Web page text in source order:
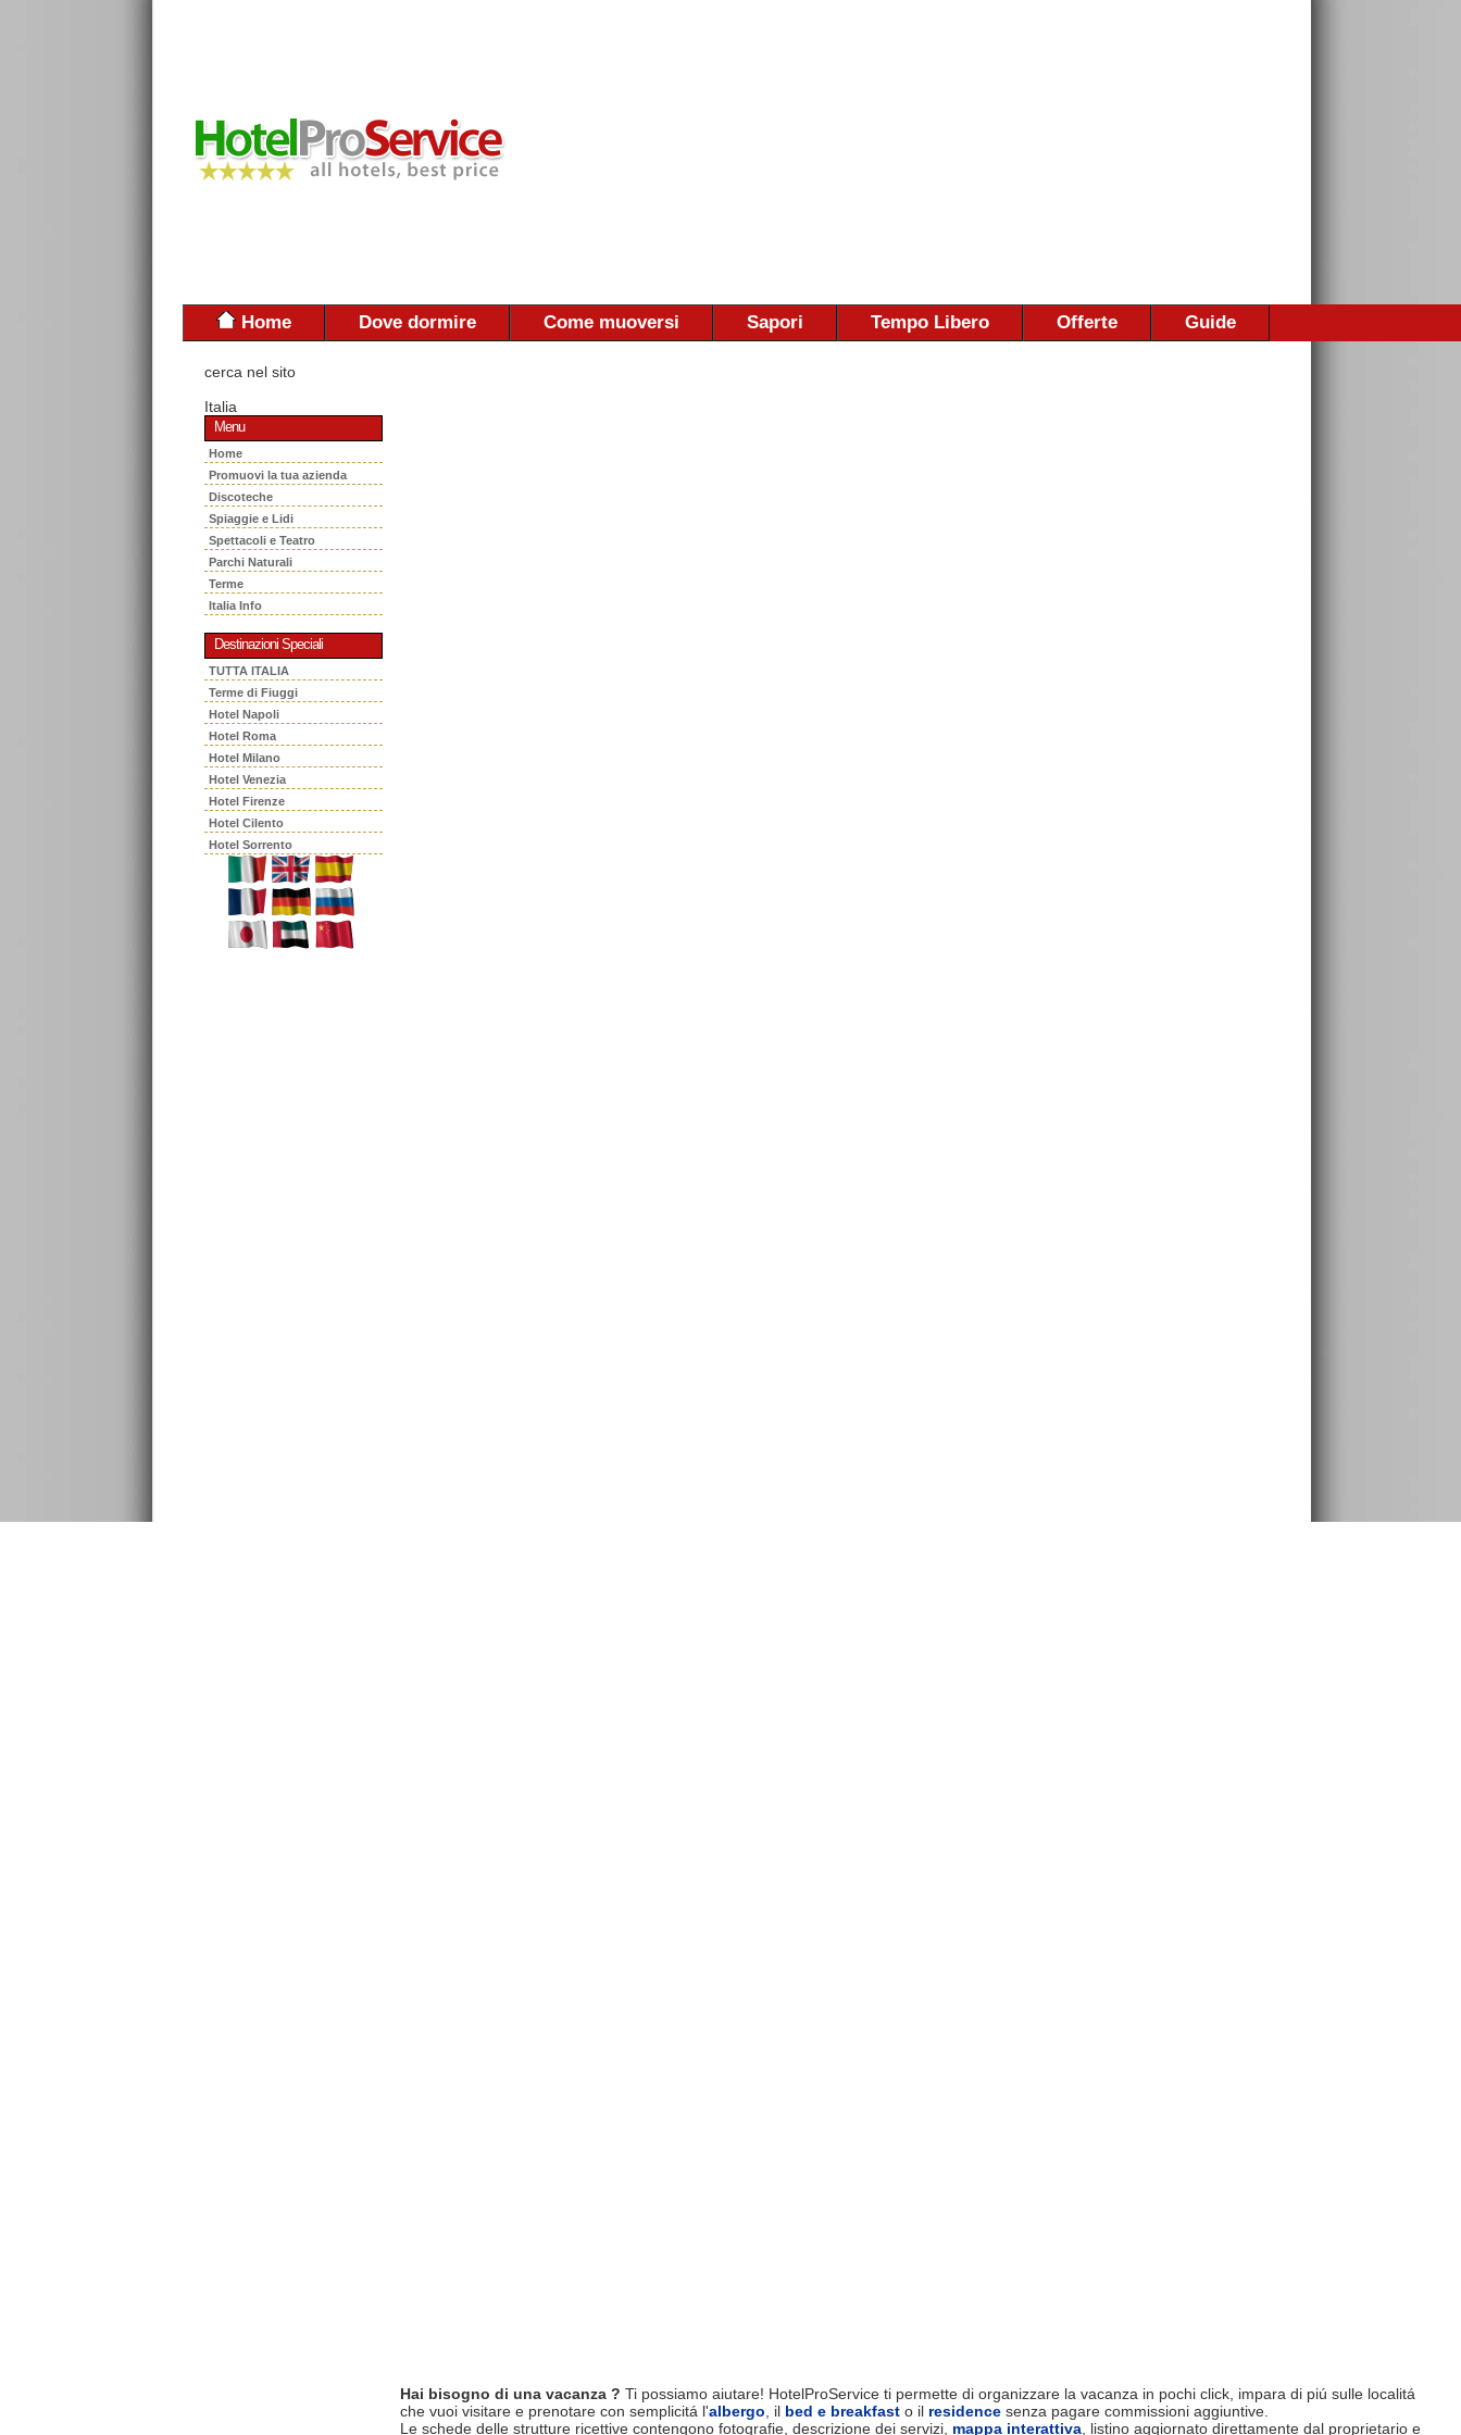
Home Dove dormire Come muoversi Sapori Tempo Libero Offerte Guide
cerca nel sito
Italia
Menu
Home
Promuovi la tua azienda
Discoteche
Spiaggie e Lidi
Spettacoli e Teatro
Parchi Naturali
Terme
Italia Info
Destinazioni Speciali
TUTTA ITALIA
Terme di Fiuggi
Hotel Napoli
Hotel Roma
Hotel Milano
Hotel Venezia
Hotel Firenze
Hotel Cilento
Hotel Sorrento
Hai bisogno di una vacanza ? Ti possiamo aiutare! HotelProService ti permette di organizzare la vacanza in pochi click, impara di piú sulle localitá
che vuoi visitare e prenotare con semplicitá l'albergo , il bed e breakfast o il residence senza pagare commissioni aggiuntive.
Le schede delle strutture ricettive contengono fotografie, descrizione dei servizi, mappa interattiva , listino aggiornato direttamente dal proprietario e